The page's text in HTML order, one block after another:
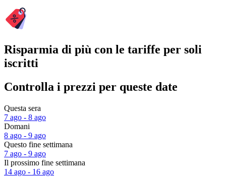
Risparmia di più con le tariffe per soli
iscritti
Controlla i prezzi per queste date
Questa sera
7 ago - 8 ago
Domani
8 ago - 9 ago
Questo fine settimana
7 ago - 9 ago
Il prossimo fine settimana
14 ago - 16 ago